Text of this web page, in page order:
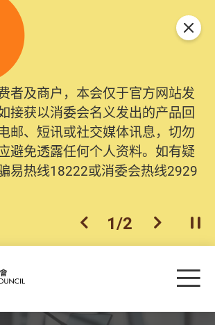
者及商户，本会仅于官方网站发
接获以消委会名义发出的产品回
邮、短讯或社交媒体讯息，切勿
避免透露任何个人资料。如有疑
易热线18222或消委会热线2929
上一个
1/2 下一个开
关闭
目